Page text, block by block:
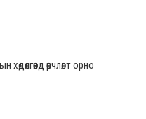
өөрчлөлт орно